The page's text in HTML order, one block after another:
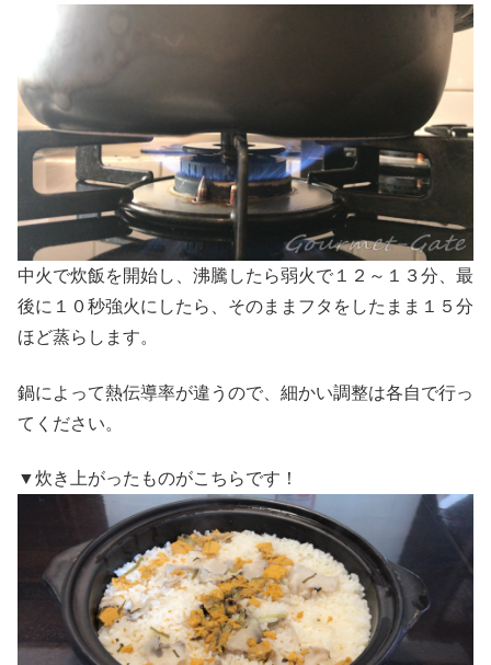
中火で炊飯を開始し、沸騰したら弱火で１２～１３分、最
後に１０秒強火にしたら、そのままフタをしたまま１５分
ほど蒸らします。
鍋によって熱伝導率が違うので、細かい調整は各自で行っ
てください。
▼炊き上がったものがこちらです！